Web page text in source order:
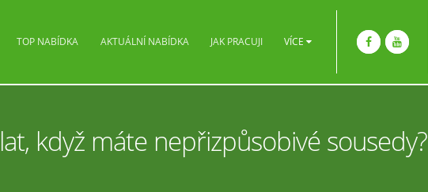
TOP NABÍDKA AKTUÁLNÍ NABÍDKA JAK PRACUJI VÍCE
když máte nepřizpůsobivé sousedy?